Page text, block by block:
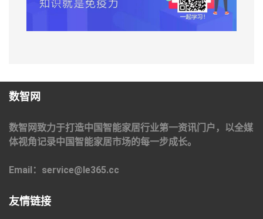
数智网
数智网致力于打造中国智能家居行业第一资讯门户，以全媒
体视角记录中国智能家居市场的每一步成长。
Email：service@le365.cc
友情链接